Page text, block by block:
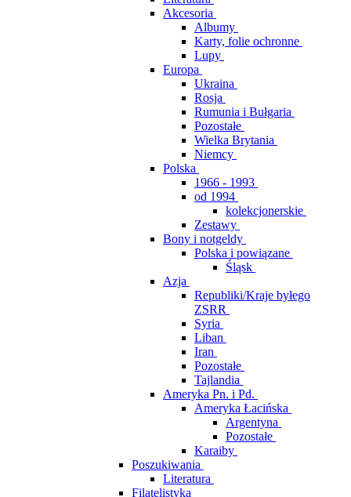
Akcesoria
Albumy
Karty, folie ochronne
Lupy
Europa
Ukraina
Rosja
Rumunia i Bułgaria
Pozostałe
Wielka Brytania
Niemcy
Polska
1966 - 1993
od 1994
kolekcjonerskie
Zestawy
Bony i notgeldy
Polska i powiązane
Śląsk
Azja
Republiki/Kraje byłego
ZSRR
Syria
Liban
Iran
Pozostałe
Tajlandia
Ameryka Pn. i Pd.
Ameryka Łacińska
Argentyna
Pozostałe
Karaiby
Poszukiwania
Literatura
Filatelistyka